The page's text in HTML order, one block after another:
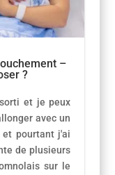
–
?
et je peux
avec un
pourtant j'ai
de plusieurs
sur le